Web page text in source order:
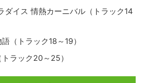
ダイス 情熱カーニバル（トラック14
（トラック18～19）
ラック20～25）